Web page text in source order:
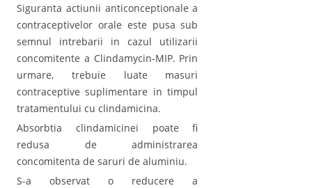
Siguranta actiunii anticonceptionale a
contraceptivelor orale este pusa sub
semnul intrebarii in cazul utilizarii
concomitente a Clindamycin-MIP. Prin
urmare, trebuie luate masuri
contraceptive suplimentare in timpul
tratamentului cu clindamicina.
Absorbtia clindamicinei poate fi
redusa de administrarea
concomitenta de saruri de aluminiu.
S-a observat o reducere a